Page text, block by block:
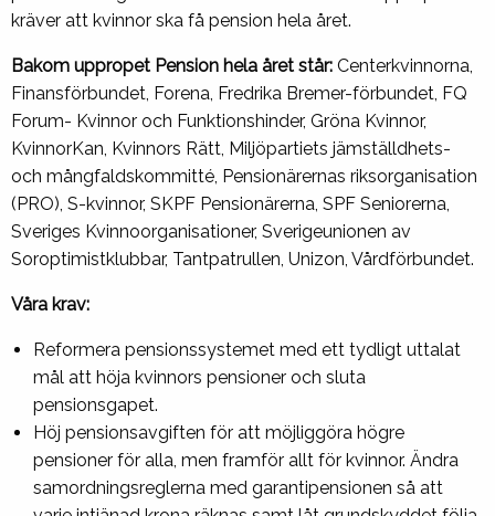
kräver att kvinnor ska få pension hela året.
Bakom uppropet Pension hela året står: Centerkvinnorna,
Finansförbundet, Forena, Fredrika Bremer-förbundet, FQ
Forum- Kvinnor och Funktionshinder, Gröna Kvinnor,
KvinnorKan, Kvinnors Rätt, Miljöpartiets jämställdhets-
och mångfaldskommitté, Pensionärernas riksorganisation
(PRO), S-kvinnor, SKPF Pensionärerna, SPF Seniorerna,
Sveriges Kvinnoorganisationer, Sverigeunionen av
Soroptimistklubbar, Tantpatrullen, Unizon, Vårdförbundet.
Våra krav:
Reformera pensionssystemet med ett tydligt uttalat
mål att höja kvinnors pensioner och sluta
pensionsgapet.
Höj pensionsavgiften för att möjliggöra högre
pensioner för alla, men framför allt för kvinnor. Ändra
samordningsreglerna med garantipensionen så att